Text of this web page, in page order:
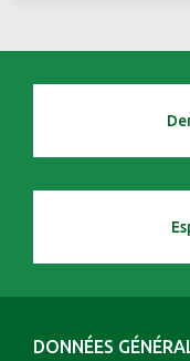
DONNÉES